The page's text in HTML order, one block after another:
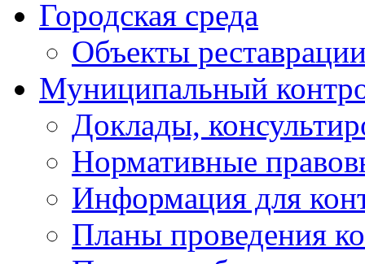
Городская среда
Объекты
Муниципальный
Доклады,
Нормативные
Информация для
Планы проведения